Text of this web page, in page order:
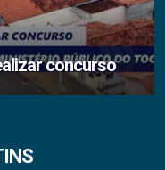
concurso